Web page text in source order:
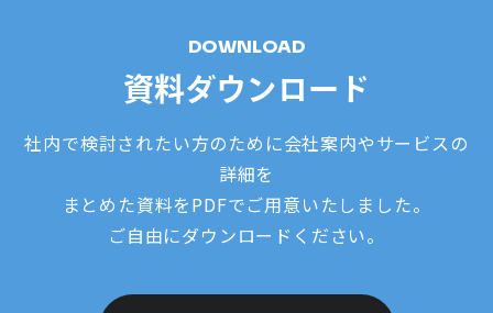
DOWNLOAD
資料ダウンロード
社内で検討されたい方のために会社案内やサービスの
詳細を
まとめた資料をPDFでご用意いたしました。
ご自由にダウンロードください。